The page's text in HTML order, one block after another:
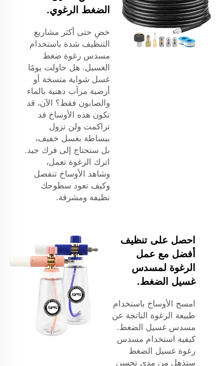
الضغط الرغوي.
خضِ حتى أكثر مشاريع
التنظيف شدة باستخدام
مسدس رغوة ضغط
الغسيل. هل حاولت يومًا
غسل شواية متسخة أو
أرضية مرآب دهنية بالماء
والصابون فقط؟ الآن، قد
تكون هذه الأوساخ قد
تراكمت ولن تزول
ببساطة بغسل خفيف،
بل ستحتاج إلى فرك جيد.
اترك الرغوة تعمل،
وشاهد الأوساخ تنفصل
وكيف تعود سطوحك
نظيفة ومشرقة.
احصل على تنظيف
أفضل مع عمل
الرغوة لمسدس
غسيل الضغط.
امسح الأوساخ باستخدام
طبيعة الرغوة الناتجة عن
مسدس غسيل الضغط.
كيفية استخدام مسدس
رغوة غسيل الضغط
ستذهل من مدى تحسن